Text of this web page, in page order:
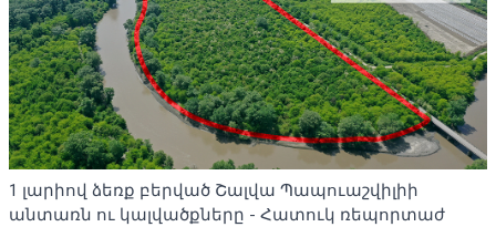
1 լարիով ձեռք բերված Շալվա Պապուաշվիլիի
անտառն ու կալվածքները - Հատուկ ռեպորտաժ